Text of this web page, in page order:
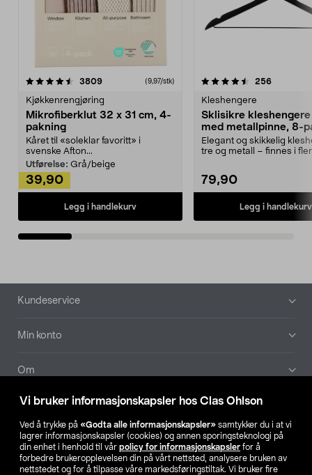
Vi bruker informasjonskapsler hos Clas Ohlson
Ved å trykke på «Godta alle informasjonskapsler» samtykker du i at vi
lagrer informasjonskapsler (cookies) og annen sporingsteknologi på
din enhet i henhold til vår policy for informasjonskapsler for å
forbedre brukeropplevelsen din på vårt nettsted, analysere bruken av
nettstedet og for å tilpasse våre markedsføringstiltak. Vi bruker fire
3809anmeldelser(9,97/stk)
Kjøkkenrengjøring
Mikrofiberklut 32 x 31 cm, 4-
pakning
Kåret til «soleklar favoritt» i
svenske Afton...
Utførelse: Grå/beige
39,90
Legg i handlekurv
4.5av 5 stjerner 256
Kleshengere
Sklisikre
med metallpinne, 8-
Elegant og skikkelig
tre og metall – finnes i
79,90
Legg i handlekurv
4.5av 5 stjerner
Bunntekst
Kundeservice
Min konto
Om
Aktuelt
Våre selskaper